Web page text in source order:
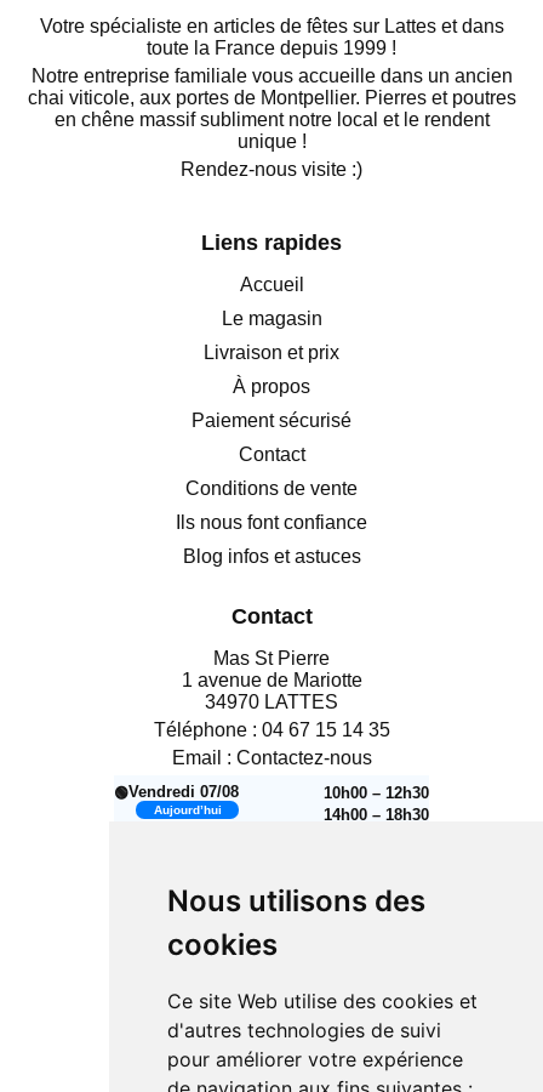
Nous utilisons des
cookies
Ce site Web utilise des cookies et
d'autres technologies de suivi
pour améliorer votre expérience
Votre spécialiste en articles de fêtes sur Lattes et dans
toute la France depuis 1999 !
Notre entreprise familiale vous accueille dans un ancien
chai viticole, aux portes de Montpellier. Pierres et poutres
en chêne massif subliment notre local et le rendent
unique !
Rendez-nous visite :)
Liens rapides
Accueil
Le magasin
Livraison et prix
À propos
Paiement sécurisé
Contact
Conditions de vente
Ils nous font confiance
Blog infos et astuces
Contact
Mas St Pierre
1 avenue de Mariotte
34970 LATTES
Téléphone : 04 67 15 14 35
Email : Contactez-nous
🟢Vendredi 07/08
Aujourd’hui
10h00 – 12h30
14h00 – 18h30
Dimanche 09/08 Fermé
Lundi 10/08
Mardi 11/08
10h00 – 12h30
14h00 – 18h30
10h00 – 12h30
14h00 – 18h30